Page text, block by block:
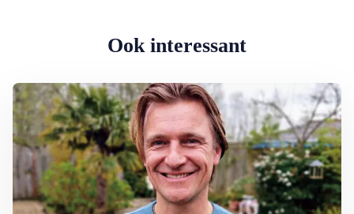
Ook interessant
Lees meer over Nieuwe rubriek: vraag het aan dierenarts Piet